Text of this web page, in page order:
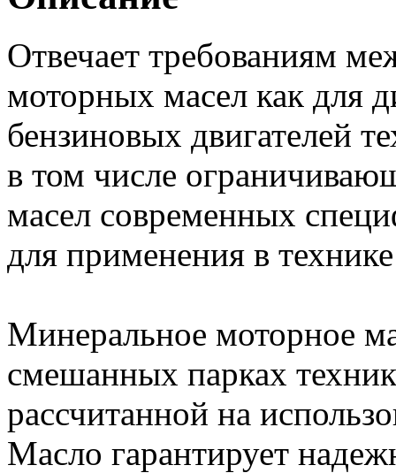
Отвечает требованиям
моторных масел как для
бензиновых двигателей
в том числе
масел современных
для применения в
Минеральное моторное
смешанных парках
рассчитанной на
Масло гарантирует